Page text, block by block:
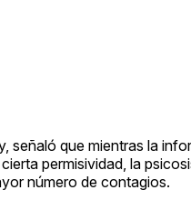
señaló que mientras la
permisividad, la
número de contagios.